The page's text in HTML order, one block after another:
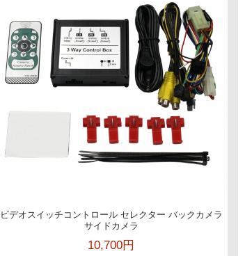
ビデオスイッチコントロール セレクター バックカメラ
サイドカメラ
10,700円